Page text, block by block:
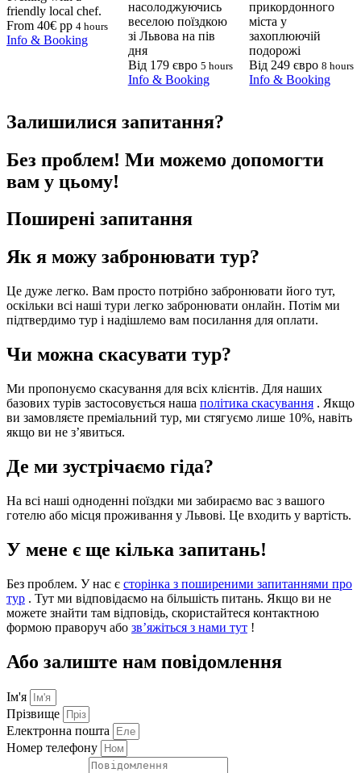
friendly local chef.
From 40€ pp 4 hours
Info & Booking
насолоджуючись
веселою поїздкою
зі Львова на пів
дня
Від 179 євро 5 hours
Info & Booking
прикордонного
міста у
захоплюючій
подорожі
Від 249 євро8 hours
Info & Booking
Залишилися запитання?
Без проблем! Ми можемо допомогти
вам у цьому!
Поширені запитання
Як я можу забронювати тур?
Це дуже легко. Вам просто потрібно забронювати його тут,
оскільки всі наші тури легко забронювати онлайн. Потім ми
підтвердимо тур і надішлемо вам посилання для оплати.
Чи можна скасувати тур?
Ми пропонуємо скасування для всіх клієнтів. Для наших
базових турів застосовується наша політика скасування . Якщо
ви замовляєте преміальний тур, ми стягуємо лише 10%, навіть
якщо ви не з’явиться.
Де ми зустрічаємо гіда?
На всі наші одноденні поїздки ми забираємо вас з вашого
готелю або місця проживання у Львові. Це входить у вартість.
У мене є ще кілька запитань!
Без проблем. У нас є сторінка з поширеними запитаннями про
тур . Тут ми відповідаємо на більшість питань. Якщо ви не
можете знайти там відповідь, скористайтеся контактною
формою праворуч або зв’яжіться з нами тут !
Або залиште нам повідомлення
Ім'я
Прізвище
Електронна пошта
Номер телефону